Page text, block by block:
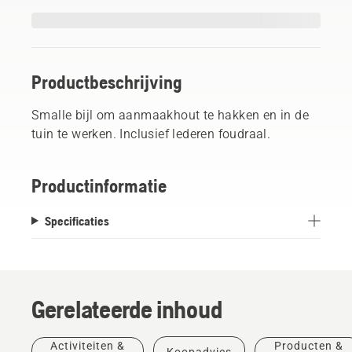
Productbeschrijving
Smalle bijl om aanmaakhout te hakken en in de
tuin te werken. Inclusief lederen foudraal.
Productinformatie
Specificaties
Gerelateerde inhoud
Activiteiten & Producten &